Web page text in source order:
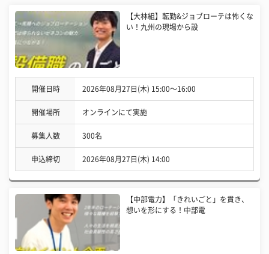
【大林組】転勤&ジョブローテは怖くな
い！九州の現場から設
開催日時 2026年08月27日(木) 15:00〜16:00
開催場所 オンラインにて実施
募集人数 300名
申込締切 2026年08月27日(木) 14:00
【中部電力】「きれいごと」を貫き、
想いを形にする！中部電